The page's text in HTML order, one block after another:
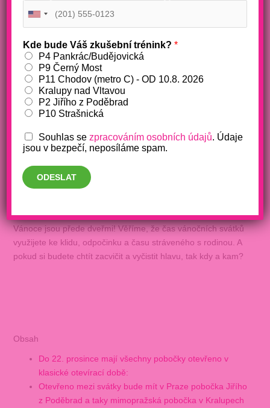
Jak bude zavřeno přes svátky?
Vánoce jsou přede dveřmi! Věříme, že čas vánočních svátků
využijete ke klidu, odpočinku a času stráveného s rodinou. A
pokud si budete chtít zacvičit a vyčistit hlavu, tak kdy a kam?
Obsah
Do 22. prosince mají všechny pobočky otevřeno v
klasické otevírací době:
Otevřeno mezi svátky bude mít v Praze pobočka Jiřího
z Poděbrad a taky mimopražská pobočka v Kralupech
Kde bude Váš zkušební trénink?*
P4 Pankrác/Budějovická
P9 Černý Most
P11 Chodov (metro C) - OD 10.8. 2026
Kralupy nad Vltavou
P2 Jiřího z Poděbrad
P10 Strašnická
Souhlas sezpracováním osobních údajů. Údaje
jsou v bezpečí, neposíláme spam.
ODESLAT